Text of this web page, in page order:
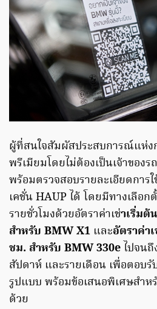
ผู้ที่สนใจสัมผัสประสบการณ์แห่ง
พรีเมียมโดยไม่ต้องเป็นเจ้าของร
พร้อมตรวจสอบรายละเอียดการ
เคชั่น HAUP ได้ โดยมีทางเลือ
รายชั่วโมงด้วยอัตราค่าเช่าเริ่มต้
สำหรับ BMW X1 และอัตราค่า
ชม. สำหรับ BMW 330e ไปจน
สัปดาห์ และรายเดือน เพื่อตอบรั
รูปแบบ พร้อมข้อเสนอพิเศษสำห
ด้วย